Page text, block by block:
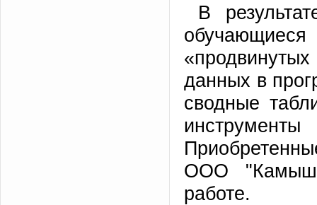
В
обучающиеся
данных в
сводные
ООО
работе.